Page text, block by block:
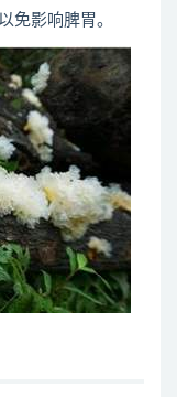
免影响脾胃。